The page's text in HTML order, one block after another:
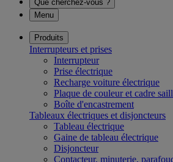
Que cherchez-vous ?
Menu
Produits
Interrupteurs et prises
Interrupteur
Prise électrique
Recharge voiture électrique
Plaque de couleur et cadre
Boîte d'encastrement
Tableaux électriques et disjoncteurs
Tableau électrique
Gaine de tableau électrique
Disjoncteur
Contacteur, minuterie,